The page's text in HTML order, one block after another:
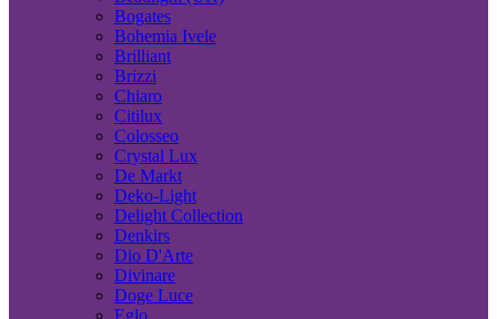
Bogates
Bohemia Ivele
Brilliant
Brizzi
Chiaro
Citilux
Colosseo
Crystal Lux
De Markt
Deko-Light
Delight Collection
Denkirs
Dio D'Arte
Divinare
Doge Luce
Eglo